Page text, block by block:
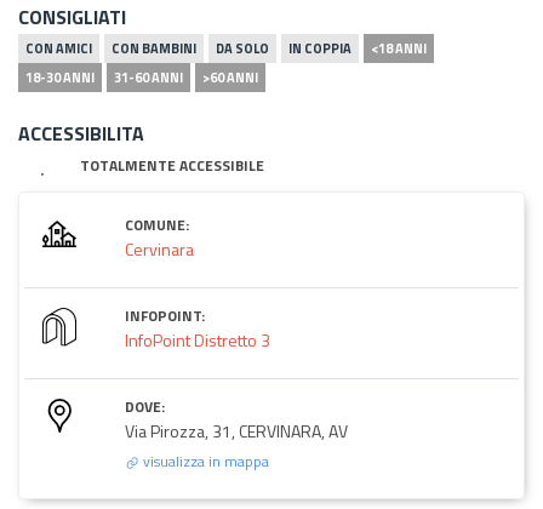
CONSIGLIATI
CON AMICI CON BAMBINI DA SOLO IN COPPIA
<18 ANNI
18-30 ANNI
31-60 ANNI >60 ANNI
ACCESSIBILITA
TOTALMENTE ACCESSIBILE
COMUNE:
Cervinara
INFOPOINT:
InfoPoint Distretto 3
DOVE:
Via Pirozza, 31, CERVINARA, AV
visualizza in mappa